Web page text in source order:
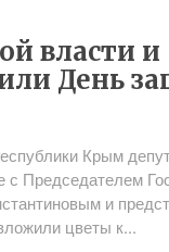
власти и
День
Крым
с Председателем
и
цветы к...